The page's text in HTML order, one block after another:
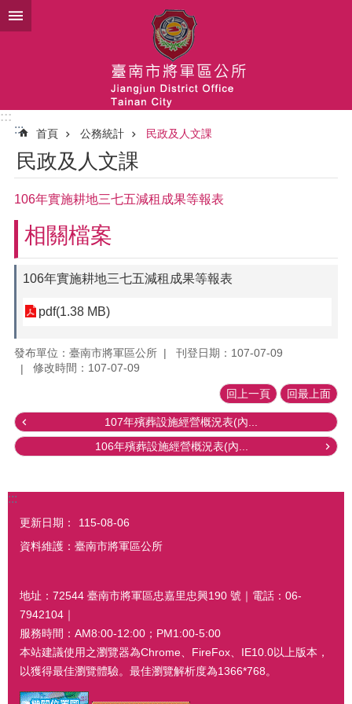
跳到主要內容區塊
:::
:::
首頁 公務統計 民政及人文課
民政及人文課
106年實施耕地三七五減租成果等報表
相關檔案
106年實施耕地三七五減租成果等報表
pdf(1.38 MB)
發布單位：臺南市將軍區公所
刊登日期：107-07-09
修改時間：107-07-09
回上一頁 回最上面
107年殯葬設施經營概況表(內...
106年殯葬設施經營概況表(內...
:::
更新日期：
115-08-06
資料維護：臺南市將軍區公所
地址：72544 臺南市將軍區忠嘉里忠興190 號｜電話：06-
7942104｜
服務時間：AM8:00-12:00；PM1:00-5:00
本站建議使用之瀏覽器為Chrome、FireFox、IE10.0以上版本，
以獲得最佳瀏覽體驗。最佳瀏覽解析度為1366*768。